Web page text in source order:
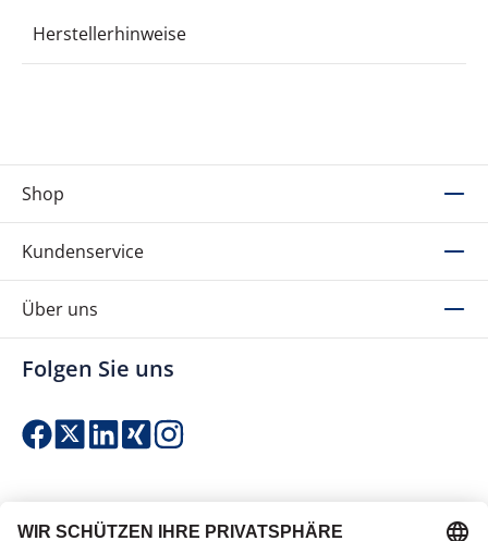
Herstellerhinweise
Shop
Kundenservice
Über uns
Folgen Sie uns
Einfach & sicher bezahlen